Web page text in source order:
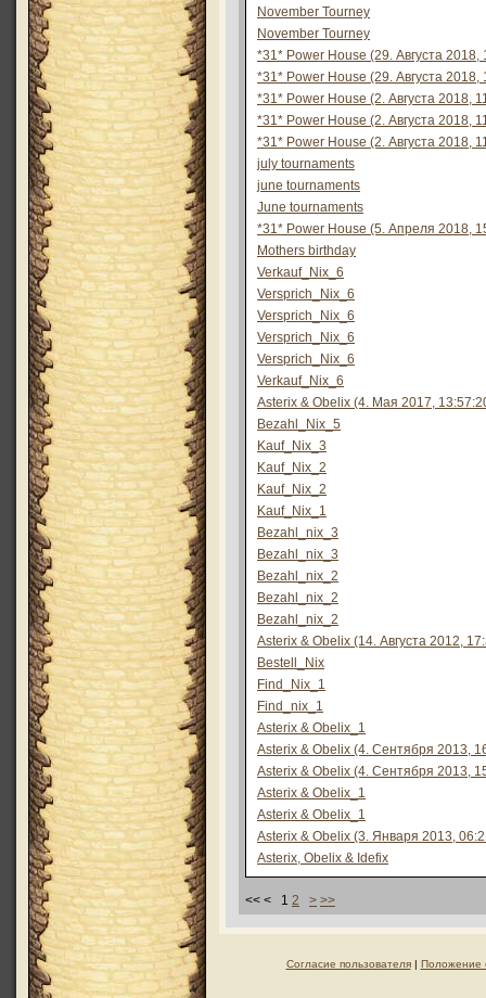
November Tourney
November Tourney
*31* Power House (29. Августа 2018,
*31* Power House (29. Августа 2018,
*31* Power House (2. Августа 2018,
*31* Power House (2. Августа 2018,
*31* Power House (2. Августа 2018,
july tournaments
june tournaments
June tournaments
*31* Power House (5. Апреля 2018,
Mothers birthday
Verkauf_Nix_6
Versprich_Nix_6
Versprich_Nix_6
Versprich_Nix_6
Versprich_Nix_6
Verkauf_Nix_6
Asterix & Obelix (4. Мая 2017,
Bezahl_Nix_5
Kauf_Nix_3
Kauf_Nix_2
Kauf_Nix_2
Kauf_Nix_1
Bezahl_nix_3
Bezahl_nix_3
Bezahl_nix_2
Bezahl_nix_2
Bezahl_nix_2
Asterix & Obelix (14. Августа 2012,
Bestell_Nix
Find_Nix_1
Find_nix_1
Asterix & Obelix_1
Asterix & Obelix (4. Сентября 2013,
Asterix & Obelix (4. Сентября 2013,
Asterix & Obelix_1
Asterix & Obelix_1
Asterix & Obelix (3. Января 2013,
Asterix, Obelix & Idefix
<< < 1 2 > >>
Согласие пользователя| Положение